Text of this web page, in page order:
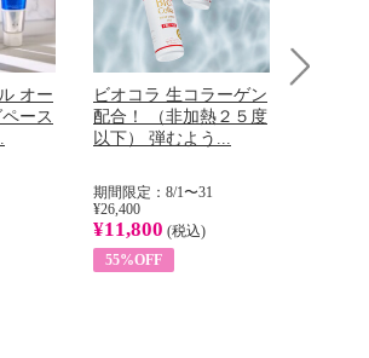
オー
ース
ビオコラ 生コラーゲン
配合！ （非加熱２５度
以下） 弾むよう...
期間限定：8/1〜31
¥26,400
¥11,800 (税込)
55%OFF